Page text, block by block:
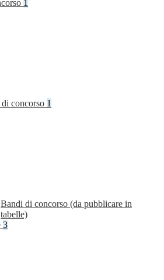
1
concorso 1
Bandi di concorso (da pubblicare in
tabelle)
3